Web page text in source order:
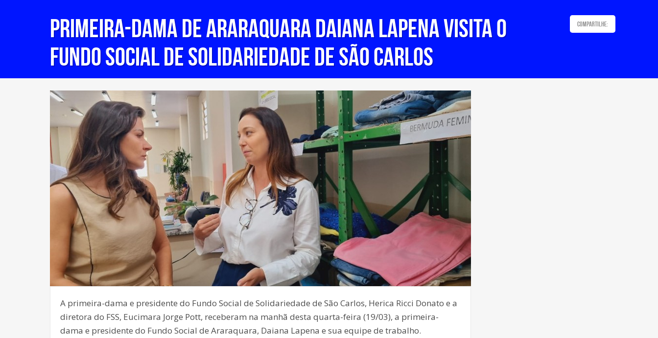
PRIMEIRA-DAMA DE ARARAQUARA DAIANA LAPENA VISITA O
FUNDO SOCIAL DE SOLIDARIEDADE DE SÃO CARLOS
Compartilhe:
A primeira-dama e presidente do Fundo Social de Solidariedade de São Carlos, Herica Ricci Donato e a
diretora do FSS, Eucimara Jorge Pott, receberam na manhã desta quarta-feira (19/03), a primeira-
dama e presidente do Fundo Social de Araraquara, Daiana Lapena e sua equipe de trabalho.